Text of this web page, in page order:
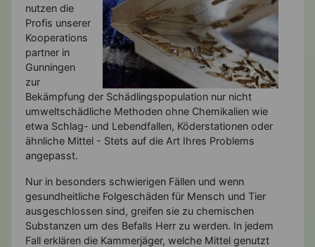
nutzen die
Profis unserer
Kooperations
partner in
Gunningen
zur
Bekämpfung der Schädlingspopulation nur nicht
umweltschädliche Methoden ohne Chemikalien wie
etwa Schlag- und Lebendfallen, Köderstationen oder
ähnliche Mittel - Stets auf die Art Ihres Problems
angepasst.
Nur in besonders schwierigen Fällen und wenn
gesundheitliche Folgeschäden für Mensch und Tier
ausgeschlossen sind, greifen sie zu chemischen
Substanzen um des Befalls Herr zu werden. In jedem
Fall erklären die Kammerjäger, welche Mittel genutzt